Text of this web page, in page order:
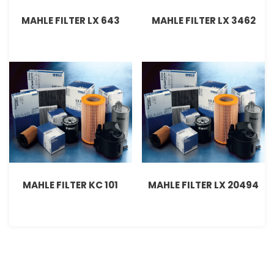
MAHLE FILTER LX 3462
MAHLE FILTER LX 643
MAHLE FILTER LX 20494
MAHLE FILTER KC 101